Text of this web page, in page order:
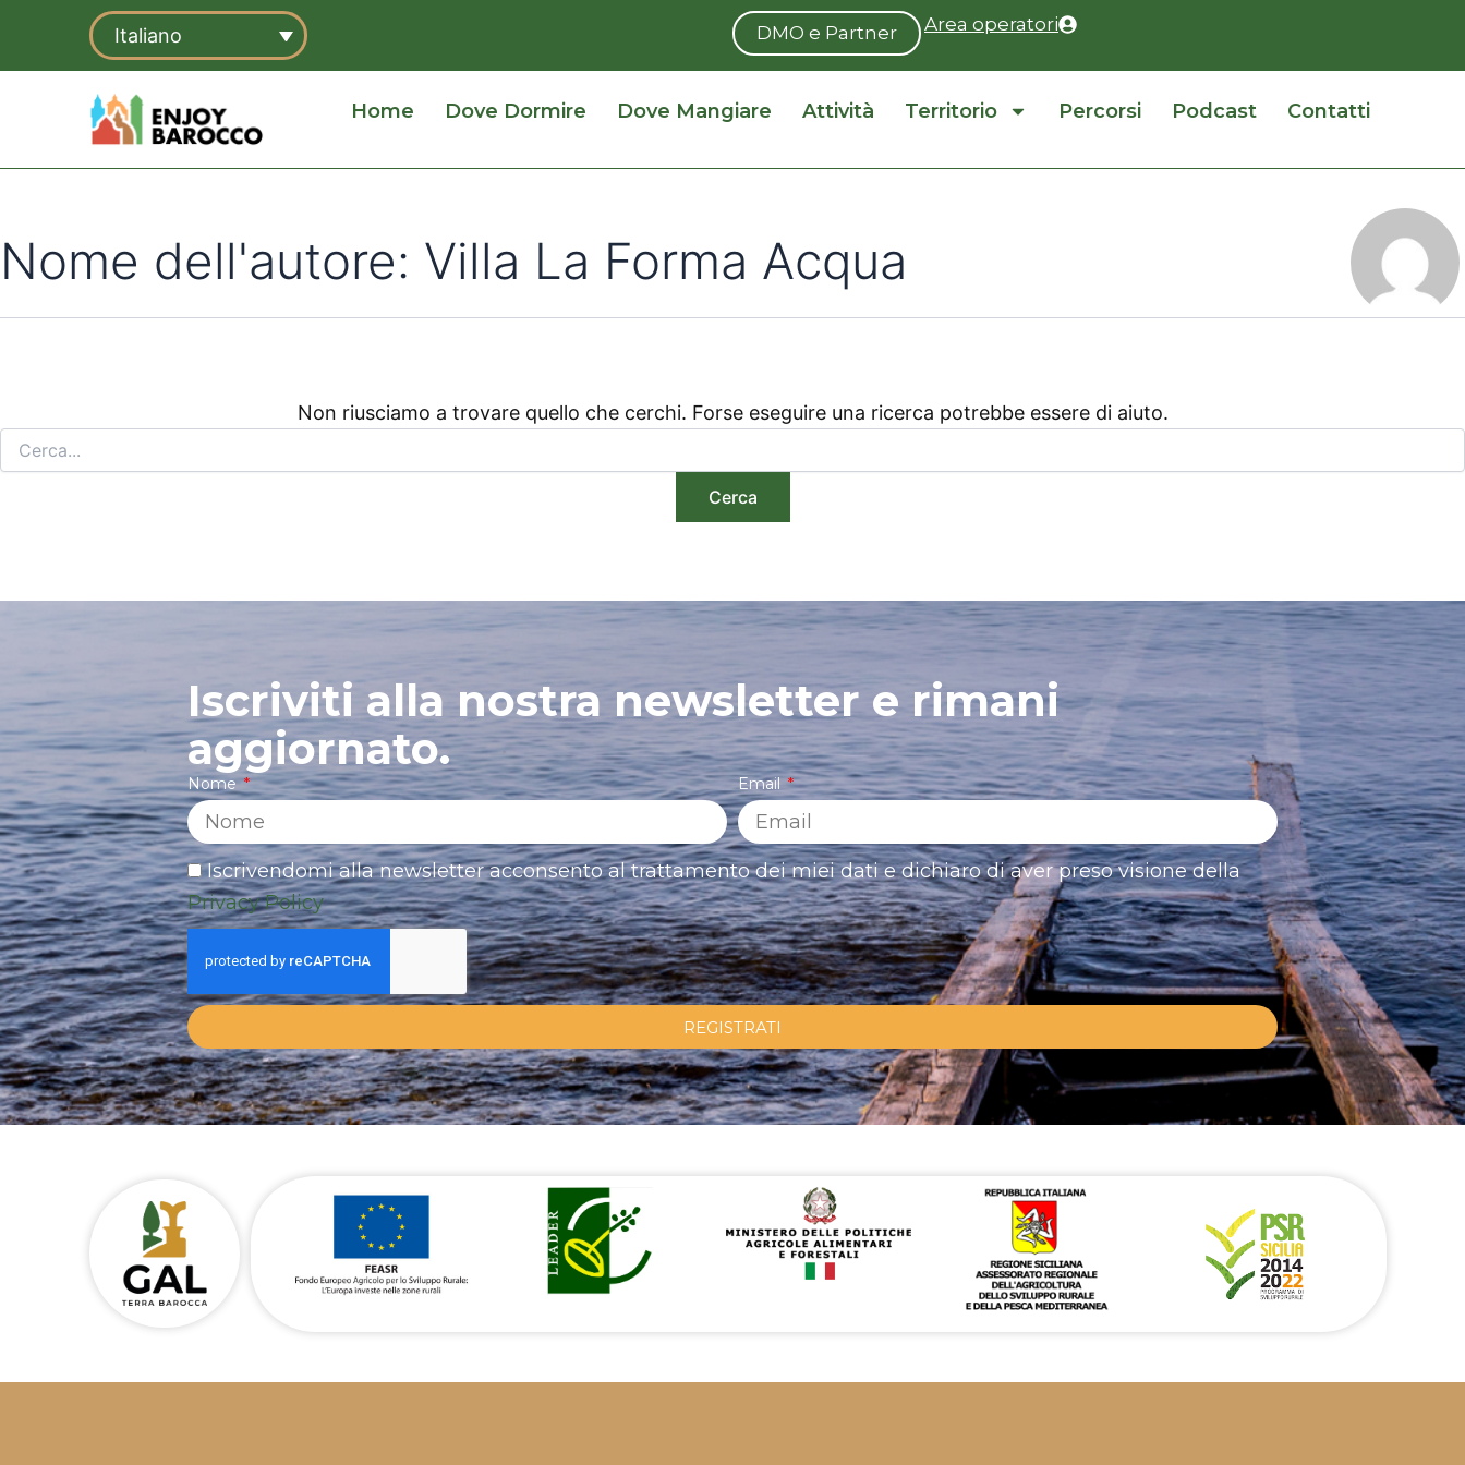
contenuto
Italiano DMO e Partner Area operatori
Home Dove Dormire Dove Mangiare Attività Territorio Percorsi Podcast Contatti
Nome dell'autore: Villa La Forma Acqua
Non riusciamo a trovare quello che cerchi. Forse eseguire una ricerca potrebbe essere di aiuto.
Iscriviti alla nostra newsletter e rimani
aggiornato.
Nome Email
Iscrivendomi alla newsletter acconsento al trattamento dei miei dati e dichiaro di aver preso visione della
Privacy Policy
REGISTRATI